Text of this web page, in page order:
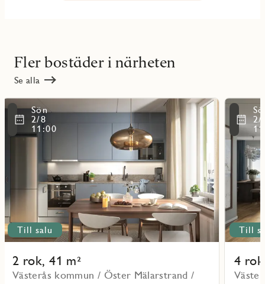
Fler bostäder i närheten
Se alla
Till salu
2 rok, 41 m²
Västerås kommun / Öster Mälarstrand /
Sön
2/8
11:00
Läs
mer
objekt
Till
4
2/
Läs
mer
om
objekt
11604